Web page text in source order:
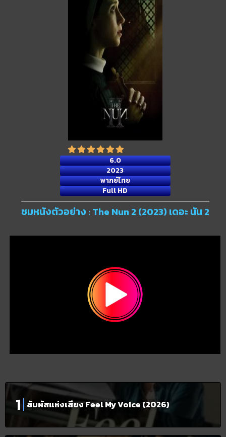
6.0
2023
พากย์ไทย
Full HD
ชมหนังตัวอย่าง : The Nun 2 (2023) เดอะ นัน 2
สัมผัสแห่งเสียง Feel My Voice (2026)